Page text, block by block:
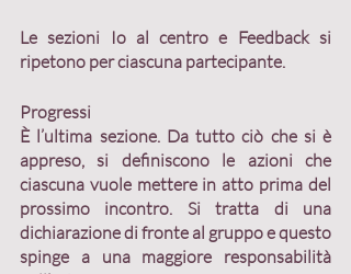
Le sezioni Io al centro e Feedback si
ripetono per ciascuna partecipante.
Progressi
È l’ultima sezione. Da tutto ciò che si è
appreso, si definiscono le azioni che
ciascuna vuole mettere in atto prima del
dichiarazione di fronte al gruppo e questo
spinge a una maggiore responsabilità